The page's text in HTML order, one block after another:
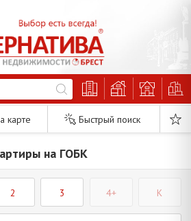
карте Быстрый поиск
на ГОБК
2 3 4+ K